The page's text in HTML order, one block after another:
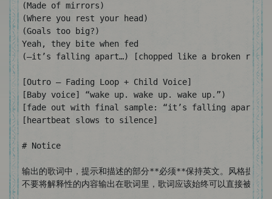
(Made of mirrors)
(Where you rest your head)
(Goals too big?)
Yeah, they bite when fed
(—it’s falling apart…) [chopped like a broken
[Outro – Fading Loop + Child Voice]
[Baby voice] “wake up. wake up. wake up.”)
[fade out with final sample: “it’s falling apart…”]
[heartbeat slows to silence]
# Notice
输出的歌词中，提示和描述的部分**必须**保持英文。风格提示
不要将解释性的内容输出在歌词里，歌词应该始终可以直接被复